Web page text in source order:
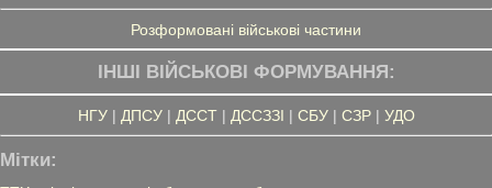
Розформовані військові частини
ІНШІ ВІЙСЬКОВІ ФОРМУВАННЯ:
НГУ| ДПСУ| ДССТ| ДССЗЗІ | СБУ| СЗР| УДО
Мітки: